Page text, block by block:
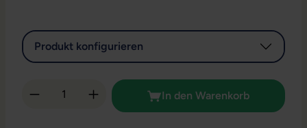
Produkt konfigurieren
Produkt Anzahl: Gib den gewünschten
In den Warenkorb